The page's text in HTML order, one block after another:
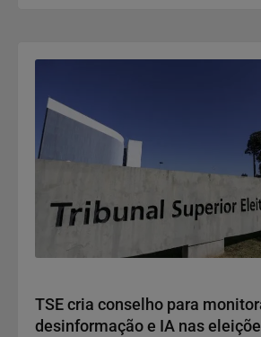
TSE cria conselho para
desinformação e IA nas